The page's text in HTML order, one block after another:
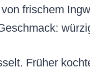
frischem
Früher